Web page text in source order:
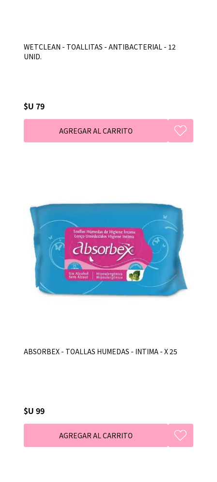
WETCLEAN - TOALLITAS - ANTIBACTERIAL - 12
UNID.
$U 79
ABSORBEX - TOALLAS HUMEDAS - INTIMA - X 25
$U 99